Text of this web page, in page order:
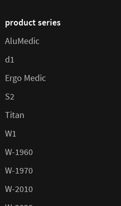
product series
AluMedic
d1
Ergo Medic
S2
Titan
W1
W-1960
W-1970
W-2010